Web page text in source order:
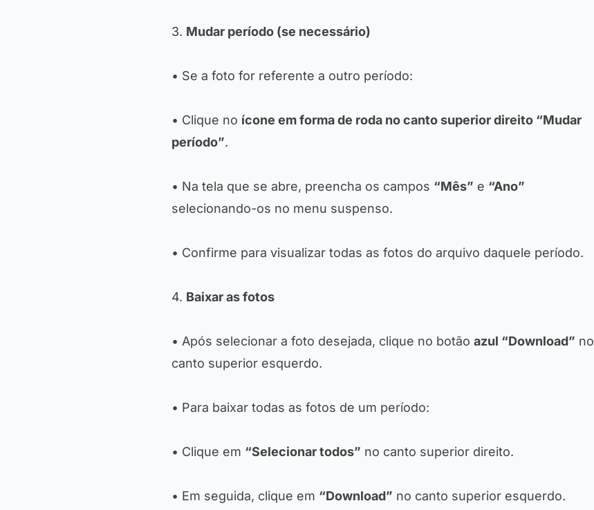
3. Mudar período (se necessário)
• Se a foto for referente a outro período:
• Clique no ícone em forma de roda no canto superior direito “Mudar
período”.
• Na tela que se abre, preencha os campos “Mês” e “Ano”
selecionando-os no menu suspenso.
• Confirme para visualizar todas as fotos do arquivo daquele período.
4. Baixar as fotos
• Após selecionar a foto desejada, clique no botão azul “Download” no
canto superior esquerdo.
• Para baixar todas as fotos de um período:
• Clique em “Selecionar todos” no canto superior direito.
• Em seguida, clique em “Download” no canto superior esquerdo.